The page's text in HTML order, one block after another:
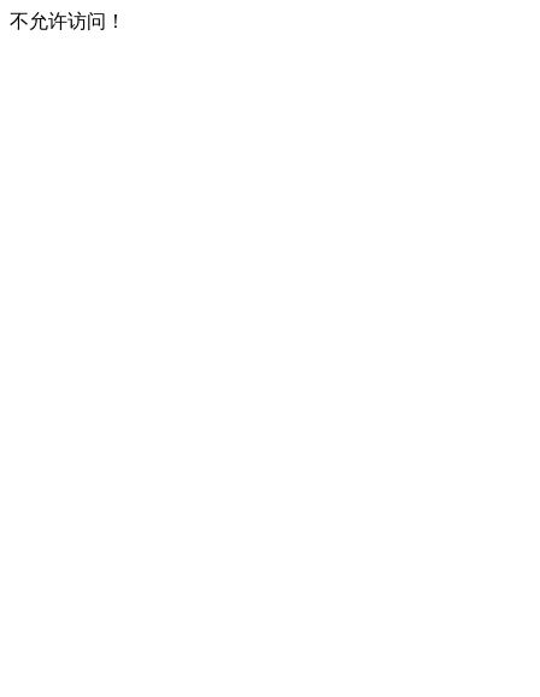
不允许访问！